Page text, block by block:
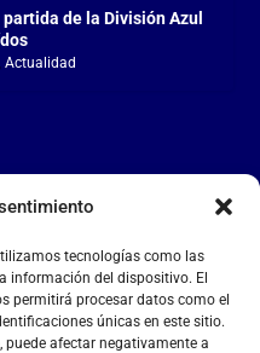
tecnologías como las
información del dispositivo. El
permitirá procesar datos como el
únicas en este sitio.
afectar negativamente a
de la División Azul
,Actualidad